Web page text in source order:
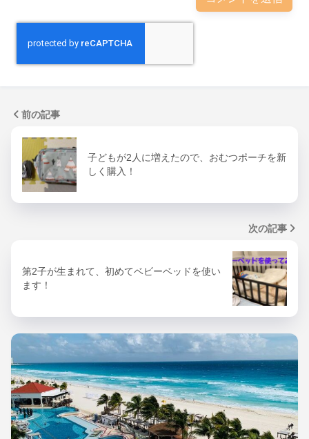
前の記事
子どもが2人に増えたので、おむつポーチを新
しく購入！
次の記事
第2子が生まれて、初めてベビーベッドを使い
ます！